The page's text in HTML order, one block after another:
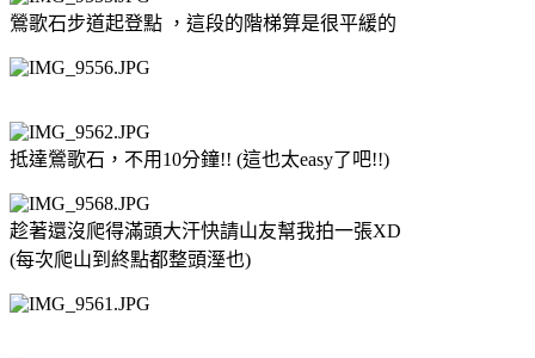
鶯歌石步道起登點 ，這段的階梯算是很平緩的
抵達鶯歌石，不用10分鐘!! (這也太easy了吧!!)
趁著還沒爬得滿頭大汗快請山友幫我拍一張XD
(每次爬山到終點都整頭溼也)